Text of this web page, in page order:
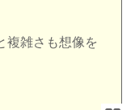
複雑さも想像を